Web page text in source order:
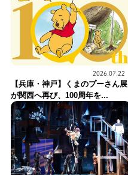
2026.07.22
【兵庫・神戸】くまのプーさん展
が関西へ再び、100周年を...